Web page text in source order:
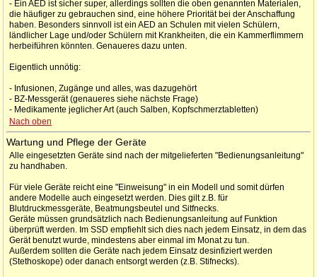
- Ein AED ist sicher super, allerdings sollten die oben genannten Materialen,
die häufiger zu gebrauchen sind, eine höhere Priorität bei der Anschaffung
haben. Besonders sinnvoll ist ein AED an Schulen mit vielen Schülern,
ländlicher Lage und/oder Schülern mit Krankheiten, die ein Kammerflimmern
herbeiführen könnten. Genaueres dazu unten.
Eigentlich unnötig:
- Infusionen, Zugänge und alles, was dazugehört
- BZ-Messgerät (genaueres siehe nächste Frage)
- Medikamente jeglicher Art (auch Salben, Kopfschmerztabletten)
Nach oben
Wartung und Pflege der Geräte
Alle eingesetzten Geräte sind nach der mitgelieferten "Bedienungsanleitung"
zu handhaben.
Für viele Geräte reicht eine "Einweisung" in ein Modell und somit dürfen
andere Modelle auch eingesetzt werden. Dies gilt z.B. für
Blutdruckmessgeräte, Beatmungsbeutel und Sitfnecks.
Geräte müssen grundsätzlich nach Bedienungsanleitung auf Funktion
überprüft werden. Im SSD empfiehlt sich dies nach jedem Einsatz, in dem das
Gerät benutzt wurde, mindestens aber einmal im Monat zu tun.
Außerdem sollten die Geräte nach jedem Einsatz desinfiziert werden
(Stethoskope) oder danach entsorgt werden (z.B. Stifnecks).